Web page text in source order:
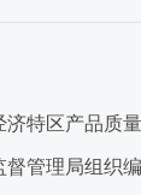
区产品质量
管理局组织